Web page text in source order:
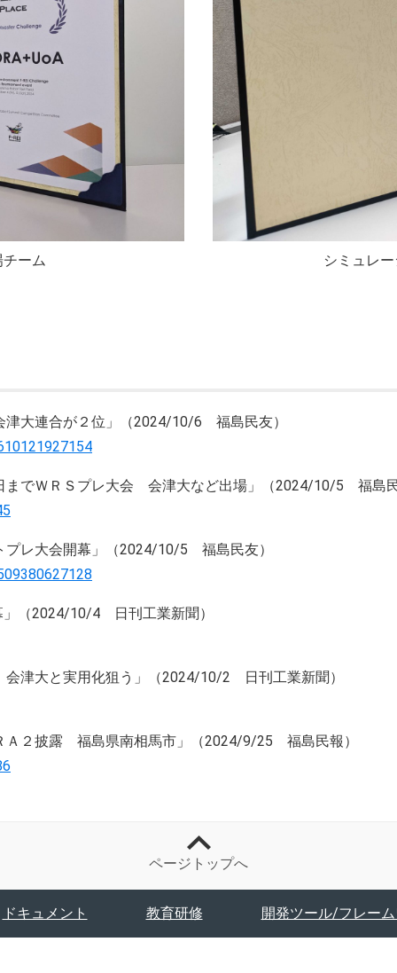
ーム
シミュレ
津大連合が２位」（2024/10/6 福島民友）
でＷＲＳプレ大会 会津大など出場」（2024/10/5 福島民
レ大会開幕」（2024/10/5 福島民友）
」（2024/10/4 日刊工業新聞）
津大と実用化狙う」（2024/10/2 日刊工業新聞）
２披露 福島県南相馬市」（2024/9/25 福島民報）
ページトップへ
ドキュメント 教育研修 開発ツール/フレーム